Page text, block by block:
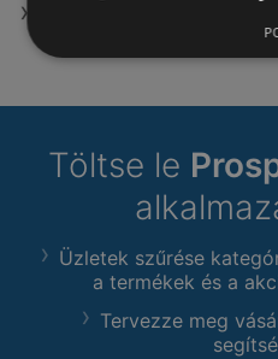
Töltse le
Üzletek szűrése
a termékek és a
Tervezze meg